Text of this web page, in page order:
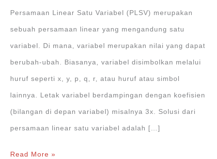
Persamaan Linear Satu Variabel (PLSV) merupakan
sebuah persamaan linear yang mengandung satu
variabel. Di mana, variabel merupakan nilai yang dapat
berubah-ubah. Biasanya, variabel disimbolkan melalui
huruf seperti x, y, p, q, r, atau huruf atau simbol
lainnya. Letak variabel berdampingan dengan koefisien
(bilangan di depan variabel) misalnya 3x. Solusi dari
persamaan linear satu variabel adalah […]
Cara
Read More »